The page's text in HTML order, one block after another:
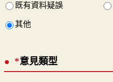
既有資料疑誤
其他
*意見類型